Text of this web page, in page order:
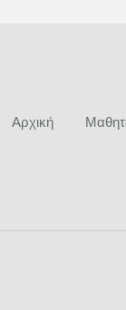
Αρχική